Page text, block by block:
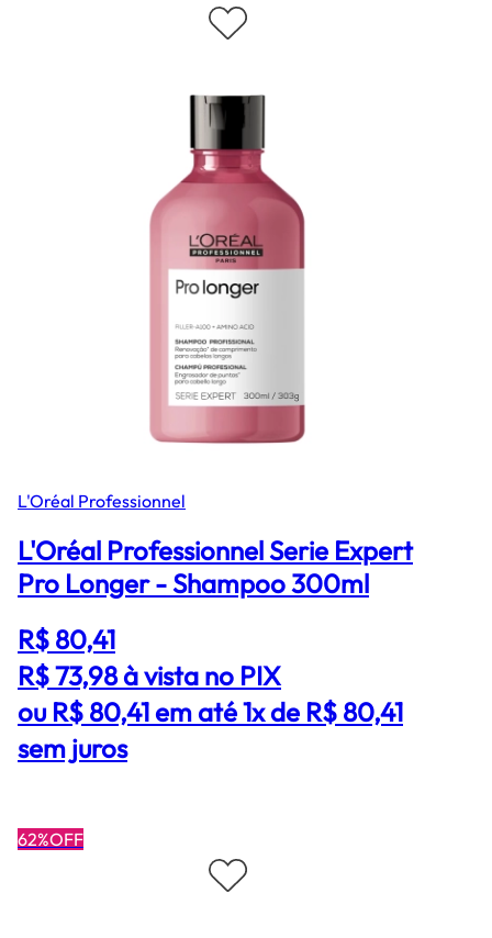
L'Oréal Professionnel
L'Oréal Professionnel Serie Expert
Pro Longer - Shampoo 300ml
R$ 80,41
R$ 73,98à vista no PIX
ou R$ 80,41 em até 1x de R$ 80,41
sem juros
62%OFF